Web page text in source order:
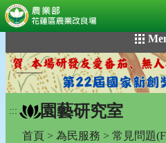
到
主
要
內
容
::: 園藝研究室
首頁 > 為民服務 > 常見問題